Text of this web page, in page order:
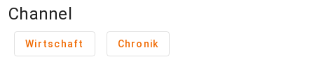
Channel
Wirtschaft Chronik